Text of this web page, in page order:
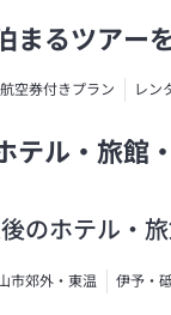
まるツアー
航空券付きプラン レン
テル・旅館
のホテル・
市郊外・東温 伊予・